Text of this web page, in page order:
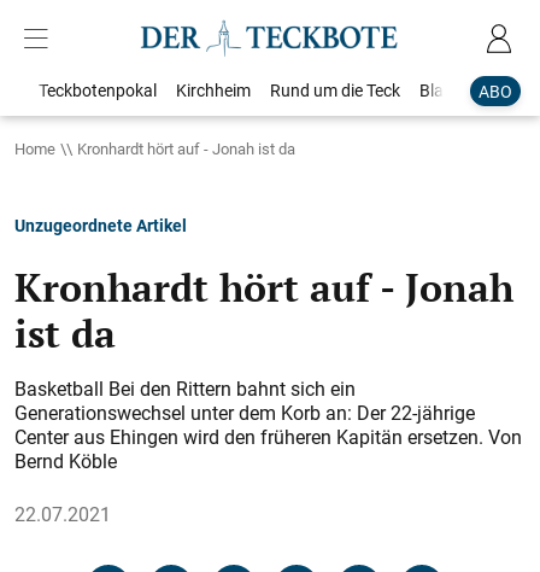
ABO
Teckbotenpokal Kirchheim Rund um die Teck Blaulicht
Home Kronhardt hört auf - Jonah ist da
Unzugeordnete Artikel
Kronhardt hört auf - Jonah
ist da
Basketball Bei den Rittern bahnt sich ein
Generationswechsel unter dem Korb an: Der 22-jährige
Center aus Ehingen wird den früheren Kapitän ersetzen. Von
Bernd Köble
22.07.2021